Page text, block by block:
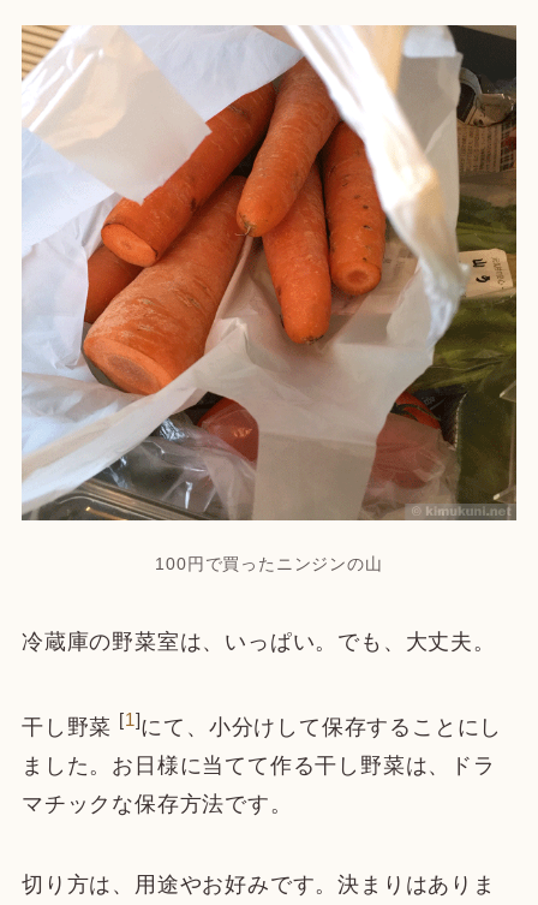
100円で買ったニンジンの山
冷蔵庫の野菜室は、いっぱい。でも、大丈夫。
干し野菜 [1]にて、小分けして保存することにし
ました。お日様に当てて作る干し野菜は、ドラ
マチックな保存方法です。
切り方は、用途やお好みです。決まりはありま